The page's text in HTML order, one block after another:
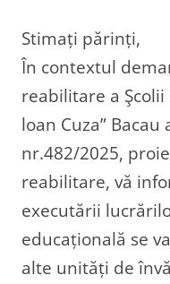
Stimați părinți,
În contextul
reabilitare a
loan Cuza”
nr.482/2025,
reabilitare, vă
executării
educațională se
alte unități de